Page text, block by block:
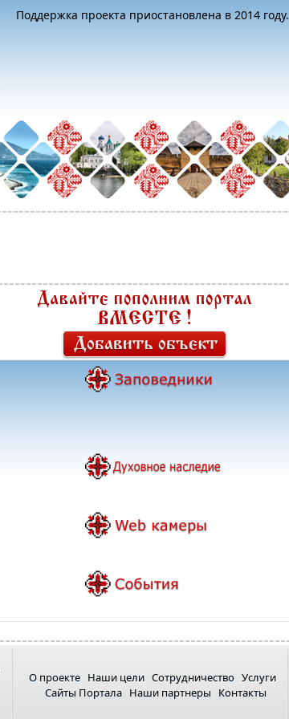
Поддержка проекта приостановлена в 2014 году.
О проекте Наши цели Сотрудничество Услуги
Сайты Портала Наши партнеры Контакты